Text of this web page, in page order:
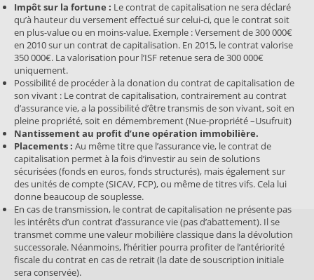
Impôt sur la fortune : Le contrat de capitalisation ne sera déclaré
qu’à hauteur du versement effectué sur celui-ci, que le contrat soit
en plus-value ou en moins-value. Exemple : Versement de 300 000€
en 2010 sur un contrat de capitalisation. En 2015, le contrat valorise
350 000€. La valorisation pour l’ISF retenue sera de 300 000€
uniquement.
Possibilité de procéder à la donation du contrat de capitalisation de
son vivant : Le contrat de capitalisation, contrairement au contrat
d’assurance vie, a la possibilité d’être transmis de son vivant, soit en
pleine propriété, soit en démembrement (Nue-propriété –Usufruit)
Nantissement au profit d’une opération immobilière.
Placements : Au même titre que l’assurance vie, le contrat de
capitalisation permet à la fois d’investir au sein de solutions
sécurisées (fonds en euros, fonds structurés), mais également sur
des unités de compte (SICAV, FCP), ou même de titres vifs. Cela lui
donne beaucoup de souplesse.
En cas de transmission, le contrat de capitalisation ne présente pas
les intérêts d’un contrat d’assurance vie (pas d’abattement). Il se
transmet comme une valeur mobilière classique dans la dévolution
successorale. Néanmoins, l’héritier pourra profiter de l’antériorité
fiscale du contrat en cas de retrait (la date de souscription initiale
sera conservée).